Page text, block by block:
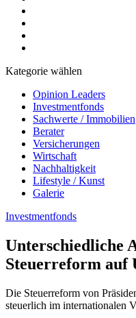
Kategorie wählen
Opinion Leaders
Investmentfonds
Sachwerte / Immobilien
Berater
Versicherungen
Wirtschaft
Nachhaltigkeit
Lifestyle / Kunst
Galerie
Investmentfonds
Unterschiedliche
Steuerreform auf
Die Steuerreform von
steuerlich im internationalen